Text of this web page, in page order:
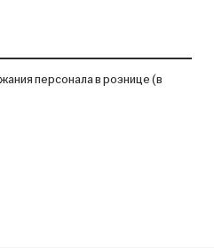
персонала в рознице (в